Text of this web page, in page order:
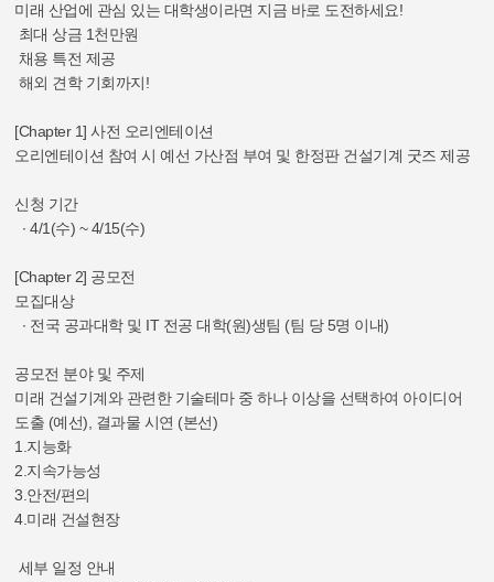
미래 산업에 관심 있는 대학생이라면 지금 바로 도전하세요!
최대 상금 1천만원
채용 특전 제공
해외 견학 기회까지!
[Chapter 1] 사전 오리엔테이션
오리엔테이션 참여 시 예선 가산점 부여 및 한정판 건설기계 굿즈 제공
신청 기간
∙ 4/1(수) ~ 4/15(수)
[Chapter 2] 공모전
모집대상
∙ 전국 공과대학 및 IT 전공 대학(원)생팀 (팀 당 5명 이내)
공모전 분야 및 주제
미래 건설기계와 관련한 기술테마 중 하나 이상을 선택하여 아이디어
도출 (예선), 결과물 시연 (본선)
1.지능화
2.지속가능성
3.안전/편의
4.미래 건설현장
세부 일정 안내